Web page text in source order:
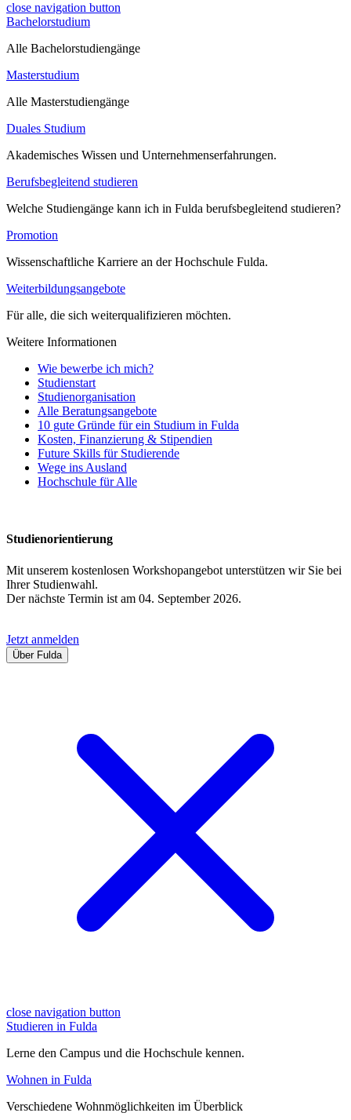
close navigation button
Bachelorstudium
Alle Bachelorstudiengänge
Masterstudium
Alle Masterstudiengänge
Duales Studium
Akademisches Wissen und Unternehmenserfahrungen.
Berufsbegleitend studieren
Welche Studiengänge kann ich in Fulda berufsbegleitend studieren?
Promotion
Wissenschaftliche Karriere an der Hochschule Fulda.
Weiterbildungsangebote
Für alle, die sich weiterqualifizieren möchten.
Weitere Informationen
Wie bewerbe ich mich?
Studienstart
Studienorganisation
Alle Beratungsangebote
10 gute Gründe für ein Studium in Fulda
Kosten, Finanzierung & Stipendien
Future Skills für Studierende
Wege ins Ausland
Hochschule für Alle
Studienorientierung
Mit unserem kostenlosen Workshopangebot unterstützen wir Sie bei
Ihrer Studienwahl.
Der nächste Termin ist am 04. September 2026.
Jetzt anmelden
Über Fulda
close navigation button
Studieren in Fulda
Lerne den Campus und die Hochschule kennen.
Wohnen in Fulda
Verschiedene Wohnmöglichkeiten im Überblick